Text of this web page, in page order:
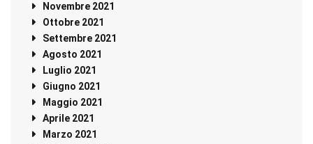
Novembre 2021
Ottobre 2021
Settembre 2021
Agosto 2021
Luglio 2021
Giugno 2021
Maggio 2021
Aprile 2021
Marzo 2021